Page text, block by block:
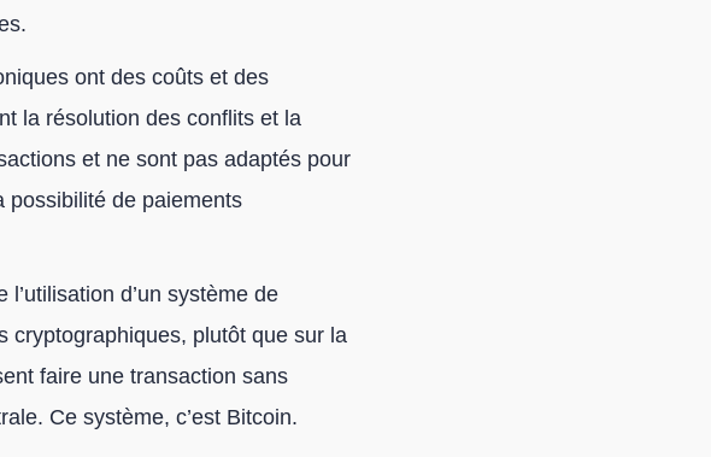
ont des coûts et des
la résolution des conflits et la
et ne sont pas adaptés pour
possibilité de paiements
d’un système de
cryptographiques, plutôt que sur la
faire une transaction sans
Ce système, c’est Bitcoin.